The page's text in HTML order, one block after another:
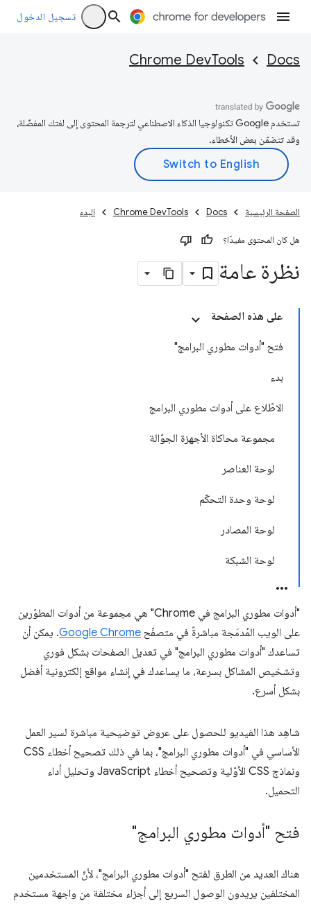
تسجيل الدخول
Docs
Chrome DevTools
تستخدم Google تكنولوجيا الذكاء الاصطناعي لترجمة المحتوى إلى لغتك المفضّلة،
وقد تتضمّن بعض الأخطاء.
الصفحة الرئيسية Docs
Chrome DevTools البدء
هل كان المحتوى مفيدًا؟
نظرة عامة
على هذه الصفحة
فتح "أدوات مطوري البرامج"
بدء
الاطّلاع على أدوات مطوري البرامج
مجموعة محاكاة الأجهزة الجوّالة
لوحة العناصر
لوحة وحدة التحكّم
لوحة المصادر
لوحة الشبكة
"أدوات مطوري البرامج في Chrome" هي مجموعة من أدوات المطوّرين
على الويب المُدمَجة مباشرةً في متصفّح Google Chrome. يمكن أن
تساعدك "أدوات مطوري البرامج" في تعديل الصفحات بشكل فوري
وتشخيص المشاكل بسرعة، ما يساعدك في إنشاء مواقع إلكترونية أفضل
بشكل أسرع.
شاهِد هذا الفيديو للحصول على عروض توضيحية مباشرة لسير العمل
الأساسي في "أدوات مطوري البرامج"، بما في ذلك تصحيح أخطاء CSS
ونماذج CSS الأوّلية وتصحيح أخطاء JavaScript وتحليل أداء
التحميل.
فتح "أدوات مطوري البرامج"
هناك العديد من الطرق لفتح "أدوات مطوري البرامج"، لأنّ المستخدمين
المختلفين يريدون الوصول السريع إلى أجزاء مختلفة من واجهة مستخدم